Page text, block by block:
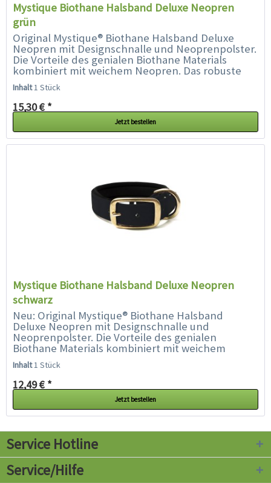
Mystique Biothane Halsband Deluxe Neopren
grün
Original Mystique® Biothane Halsband Deluxe
Neopren mit Designschnalle und Neoprenpolster.
Die Vorteile des genialen Biothane Materials
kombiniert mit weichem Neopren. Das robuste
und pflegeleichte Halsband ist in vielen Farben...
Inhalt1 Stück
15,30 € *
Jetzt bestellen
Mystique Biothane Halsband Deluxe Neopren
schwarz
Neu: Original Mystique® Biothane Halsband
Deluxe Neopren mit Designschnalle und
Neoprenpolster. Die Vorteile des genialen
Biothane Materials kombiniert mit weichem
Neopren. Robust und pflegeleicht - In vielen
Farben...
Inhalt1 Stück
12,49 € *
Jetzt bestellen
Service Hotline
Service/Hilfe